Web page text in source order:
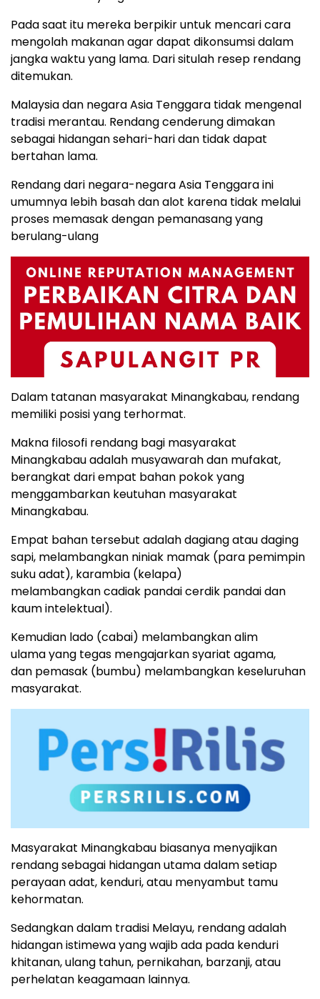
Pada saat itu mereka berpikir untuk mencari cara
mengolah makanan agar dapat dikonsumsi dalam
jangka waktu yang lama. Dari situlah resep rendang
ditemukan.
Malaysia dan negara Asia Tenggara tidak mengenal
tradisi merantau. Rendang cenderung dimakan
sebagai hidangan sehari-hari dan tidak dapat
bertahan lama.
Rendang dari negara-negara Asia Tenggara ini
umumnya lebih basah dan alot karena tidak melalui
proses memasak dengan pemanasang yang
berulang-ulang
Dalam tatanan masyarakat Minangkabau, rendang
memiliki posisi yang terhormat.
Makna filosofi rendang bagi masyarakat
Minangkabau adalah musyawarah dan mufakat,
berangkat dari empat bahan pokok yang
menggambarkan keutuhan masyarakat
Minangkabau.
Empat bahan tersebut adalah dagiang atau daging
sapi, melambangkan niniak mamak (para pemimpin
suku adat), karambia (kelapa)
melambangkan cadiak pandai cerdik pandai dan
kaum intelektual).
Kemudian lado (cabai) melambangkan alim
ulama yang tegas mengajarkan syariat agama,
dan pemasak (bumbu) melambangkan keseluruhan
masyarakat.
Masyarakat Minangkabau biasanya menyajikan
rendang sebagai hidangan utama dalam setiap
perayaan adat, kenduri, atau menyambut tamu
kehormatan.
Sedangkan dalam tradisi Melayu, rendang adalah
hidangan istimewa yang wajib ada pada kenduri
khitanan, ulang tahun, pernikahan, barzanji, atau
perhelatan keagamaan lainnya.